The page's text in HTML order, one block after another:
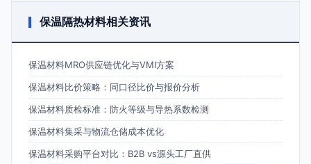
保温隔热材料相关资讯
保温材料MRO供应链优化与VMI方案
保温材料比价策略：同口径比价与报价分析
保温材料质检标准：防火等级与导热系数检测
保温材料集采与物流仓储成本优化
保温材料采购平台对比：B2B vs源头工厂直供